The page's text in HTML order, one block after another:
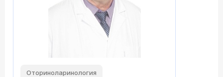
Оториноларинология